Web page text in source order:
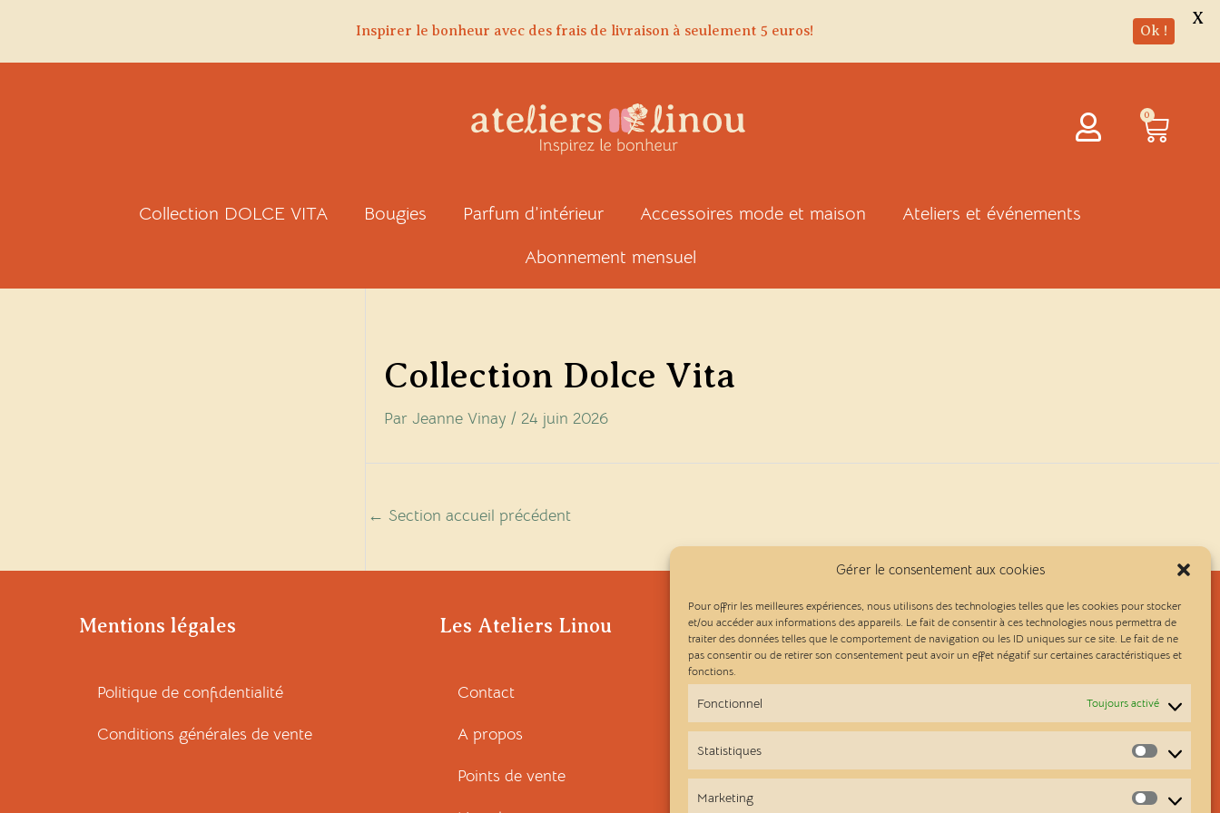
Gérer le consentement aux cookies
Pour offrir les meilleures expériences, nous utilisons des technologies telles que les cookies pour stocker
et/ou accéder aux informations des appareils. Le fait de consentir à ces technologies nous permettra de
traiter des données telles que le comportement de navigation ou les ID uniques sur ce site. Le fait de ne
pas consentir ou de retirer son consentement peut avoir un effet négatif sur certaines caractéristiques et
fonctions.
Fonctionnel Toujours activé
Statistiques
Marketing
0
Collection DOLCE VITA Bougies Parfum d’intérieur Accessoires mode et maison
Ateliers et événements
Abonnement mensuel
Collection Dolce Vita
ParJeanne Vinay/ 24 juin 2026
← Section accueil précédent
Mentions légales
Politique de confidentialité
Conditions générales de vente
Les Ateliers Linou
Contact
A propos
Points de vente
FacebookInstagram
Inspirer le bonheur avec des frais de livraison à seulement 5 euros! Ok !
X